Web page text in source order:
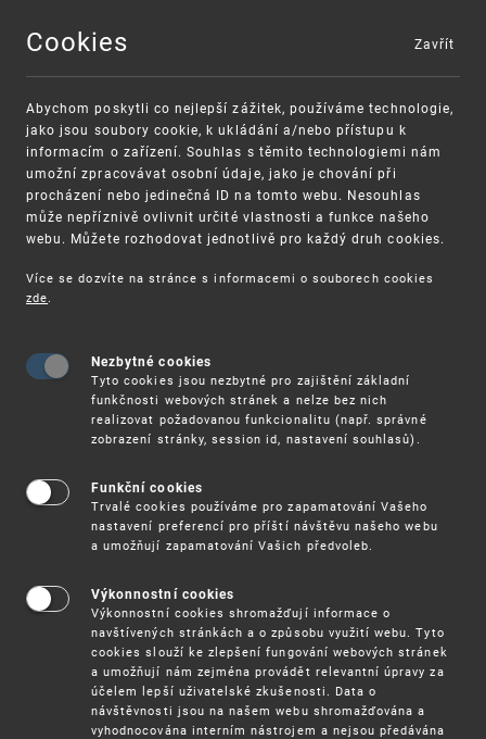
MENU
VAROVÁNÍ
Finanční podpora
Vynálezy / Patenty
Užitnévzory
Ochrannéznámky
Cookies
Abychom poskytli co nejlepší zážitek, používáme technologie,
jako jsou soubory cookie, k ukládání a/nebo přístupu k
informacím o zařízení. Souhlas s těmito technologiemi nám
umožní zpracovávat osobní údaje, jako je chování při
procházení nebo jedinečná ID na tomto webu. Nesouhlas
může nepříznivě ovlivnit určité vlastnosti a funkce našeho
webu. Můžete rozhodovat jednotlivě pro každý druh cookies.
Více se dozvíte na stránce s informacemi o souborech cookies
zde.
Nezbytné cookies
Tyto cookies jsou nezbytné pro zajištění základní
funkčnosti webových stránek a nelze bez nich
realizovat požadovanou funkcionalitu (např. správné
zobrazení stránky, session id, nastavení souhlasů).
Funkční cookies
Trvalé cookies používáme pro zapamatování Vašeho
nastavení preferencí pro příští návštěvu našeho webu
a umožňují zapamatování Vašich předvoleb.
Výkonnostní cookies
Výkonnostní cookies shromažďují informace o
navštívených stránkách a o způsobu využití webu. Tyto
cookies slouží ke zlepšení fungování webových stránek
a umožňují nám zejména provádět relevantní úpravy za
účelem lepší uživatelské zkušenosti. Data o
návštěvnosti jsou na našem webu shromažďována a
vyhodnocována interním nástrojem a nejsou předávána
Zavřít